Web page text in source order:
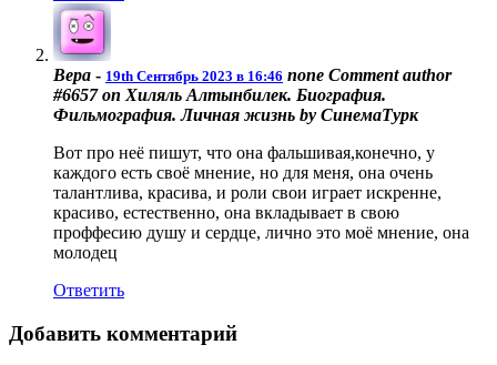
Вера - 19th Сентябрь 2023 в 16:46 none Comment author
#6657 on Хиляль Алтынбилек. Биография.
Фильмография. Личная жизнь by СинемаТурк
Вот про неё пишут, что она фальшивая,конечно, у
каждого есть своё мнение, но для меня, она очень
талантлива, красива, и роли свои играет искренне,
красиво, естественно, она вкладывает в свою
проффесию душу и сердце, лично это моё мнение, она
молодец
Ответить
Добавить комментарий